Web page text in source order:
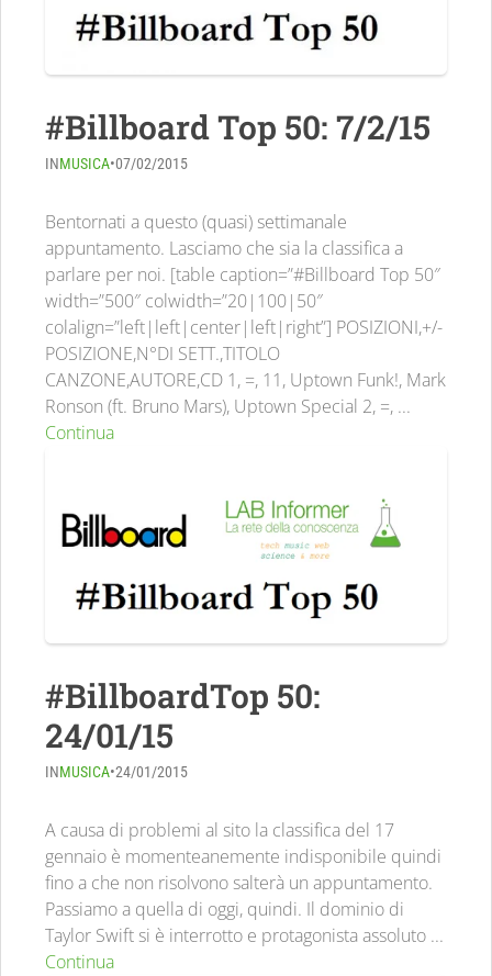
#Billboard Top 50: 7/2/15
INMUSICA•07/02/2015
Bentornati a questo (quasi) settimanale
appuntamento. Lasciamo che sia la classifica a
parlare per noi. [table caption=”#Billboard Top 50″
width=”500″ colwidth=”20|100|50″
colalign=”left|left|center|left|right”] POSIZIONI,+/-
POSIZIONE,N°DI SETT.,TITOLO
CANZONE,AUTORE,CD 1, =, 11, Uptown Funk!, Mark
Ronson (ft. Bruno Mars), Uptown Special 2, =, ...
Continua
#BillboardTop 50:
24/01/15
INMUSICA•24/01/2015
A causa di problemi al sito la classifica del 17
gennaio è momenteanemente indisponibile quindi
fino a che non risolvono salterà un appuntamento.
Passiamo a quella di oggi, quindi. Il dominio di
Taylor Swift si è interrotto e protagonista assoluto ...
Continua